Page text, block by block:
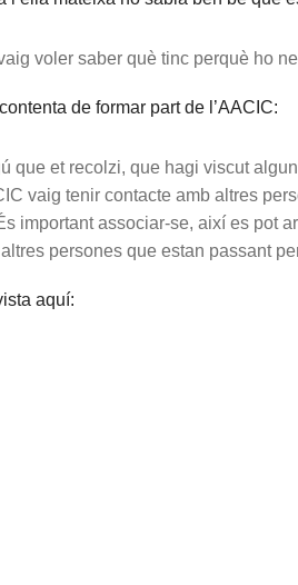
voler saber què tinc perquè ho
de formar part de l’AACIC:
que et recolzi, que hagi viscut
vaig tenir contacte amb altres
important associar-se, així es pot
persones que estan passant
aquí: